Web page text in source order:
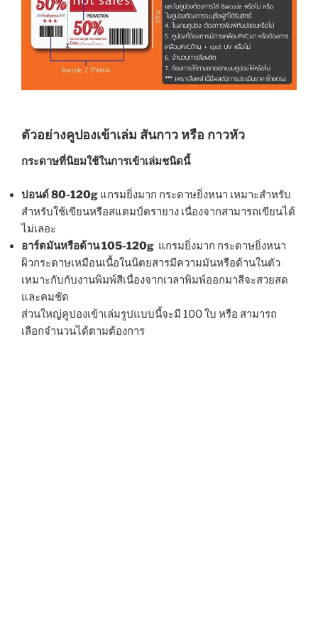
ตัวอย่างคูปองเข้าเล่ม สันกาว หรือ กาวหัว
กระดาษที่นิยมใช้ในการเข้าเล่มชนิดนี้
ปอนด์ 80-120g แกรมยิ่งมาก กระดาษยิ่งหนา เหมาะสำหรับ
สำหรับใช้เขียนหรือสแตมป์ตรายาง เนื่องจากสามารถเขียนได้
ไม่เลอะ
อาร์ตมันหรือด้าน 105-120g แกรมยิ่งมาก กระดาษยิ่งหนา
ผิวกระดาษเหมือนเนื้อในนิตยสารมีความมันหรือด้านในตัว
เหมาะกับกับงานพิมพ์สีเนื่องจากเวลาพิมพ์ออกมาสีจะสวยสด
และคมชัด
ส่วนใหญ่คูปองเข้าเล่มรูปแบบนี้จะมี 100 ใบ หรือ สามารถ
เลือกจำนวนได้ตามต้องการ